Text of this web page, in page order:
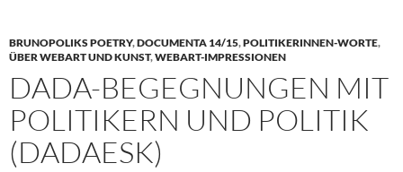
BRUNOPOLIKS POETRY,DOCUMENTA 14/15,POLITIKERINNEN-WORTE,
ÜBER WEBART UND KUNST,WEBART-IMPRESSIONEN
DADA-BEGEGNUNGEN MIT
POLITIKERN UND POLITIK
(DADAESK)